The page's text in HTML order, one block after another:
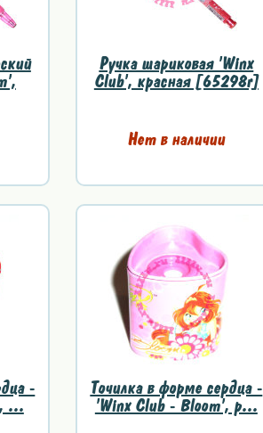
Ручка шариковая 'Winx
Club', красная [65298r]
Нет в наличии
-
...
Точилка в форме сердца -
'Winx Club - Bloom', р...